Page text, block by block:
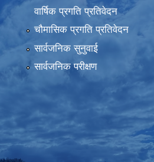
वार्षिक प्रगति प्रतिवेदन
चौमासिक प्रगति प्रतिवेदन
सार्वजनिक सुनुवाई
सार्वजनिक परीक्षण